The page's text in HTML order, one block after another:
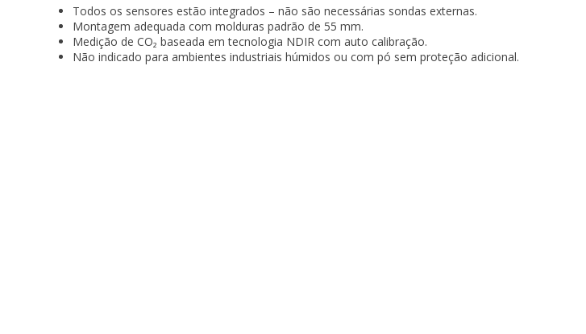
Todos os sensores estão integrados – não são necessárias sondas externas.
Montagem adequada com molduras padrão de 55 mm.
Medição de CO₂ baseada em tecnologia NDIR com auto calibração.
Não indicado para ambientes industriais húmidos ou com pó sem proteção adicional.